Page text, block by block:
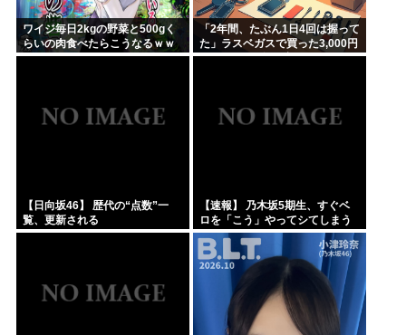
ワイジ毎日2kgの野菜と500gく
らいの肉食べたらこうなるｗｗ
ｗ
「2年間、たぶん1日4回は握って
た」ラスベガスで買った3,000円
のキーホルダーを調べたら
【日向坂46】 歴代の“点数”一
覧、更新される
【速報】 乃木坂5期生、すぐベ
ロを「こう」やってシてしまう
ｗｗｗｗｗｗ